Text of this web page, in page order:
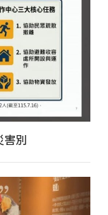
害別